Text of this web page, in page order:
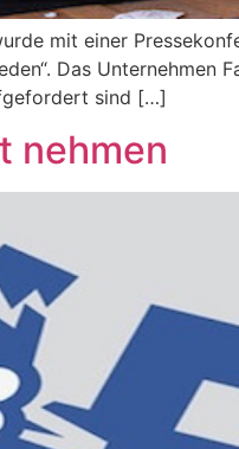
mit einer
Das Unternehmen
sind […]
nehmen